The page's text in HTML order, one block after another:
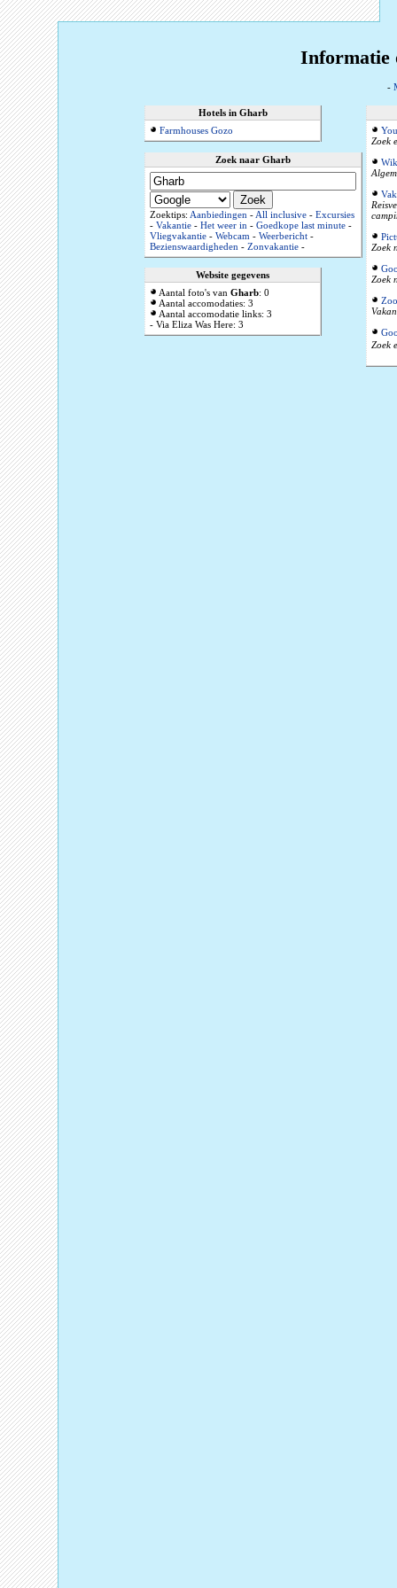
Informatie
-
Hotels in Gharb
Farmhouses Gozo
Zoek naar Gharb
Zoektips: Aanbiedingen -All inclusive - Excursies
- Vakantie - Het weer in - Goedkope last minute -
Vliegvakantie - Webcam - Weerbericht -
Bezienswaardigheden - Zonvakantie -
Website gegevens
Aantal foto's van Gharb: 0
Aantal accomodaties: 3
Aantal accomodatie links: 3
- Via Eliza Was Here: 3
Zoek
Zoek
Zoek
Zoek